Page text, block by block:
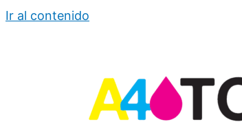
Ir al contenido